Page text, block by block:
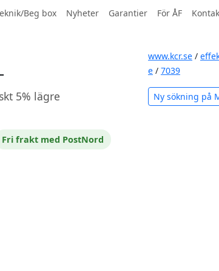
Beg box Nyheter Garantier För ÅF
5% lägre
Fri frakt med PostNord
www.kcr.se /
e / 7039
Ny sökning på